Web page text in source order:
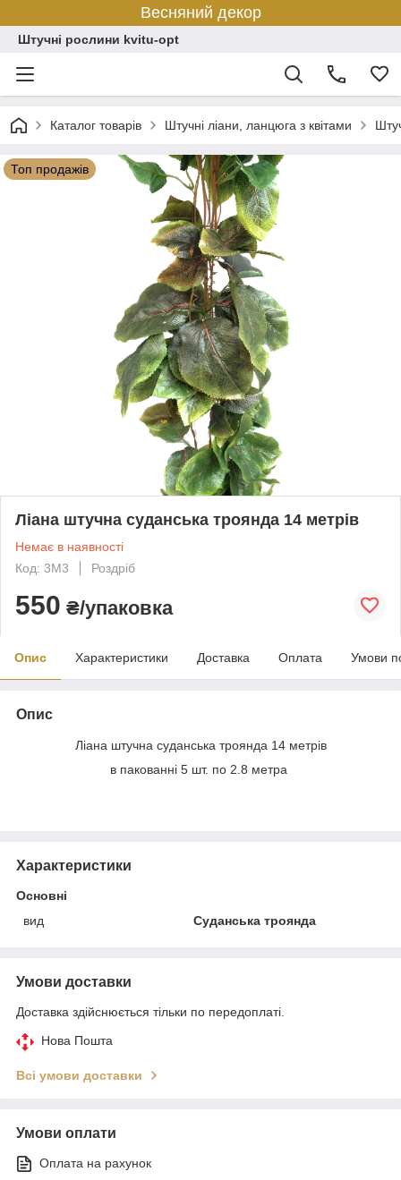
Весняний декор
Штучні рослини kvitu-opt
Каталог товарів Штучні ліани, ланцюга з квітами
Топ продажів
Ліана штучна суданська троянда 14 метрів
Немає в наявності
Код: 3M3
Роздріб
550 ₴/упаковка
Опис Характеристики Доставка Оплата Умови
Опис
Ліана штучна суданська троянда 14 метрів
в пакованні 5 шт. по 2.8 метра
Характеристики
Основні
вид
Суданська троянда
Умови доставки
Доставка здійснюється тільки по передоплаті.
Нова Пошта
Всі умови доставки
Умови оплати
Оплата на рахунок